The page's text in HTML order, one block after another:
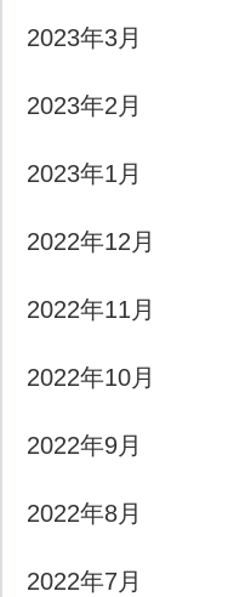
2023年3月
2023年2月
2023年1月
2022年12月
2022年11月
2022年10月
2022年9月
2022年8月
2022年7月